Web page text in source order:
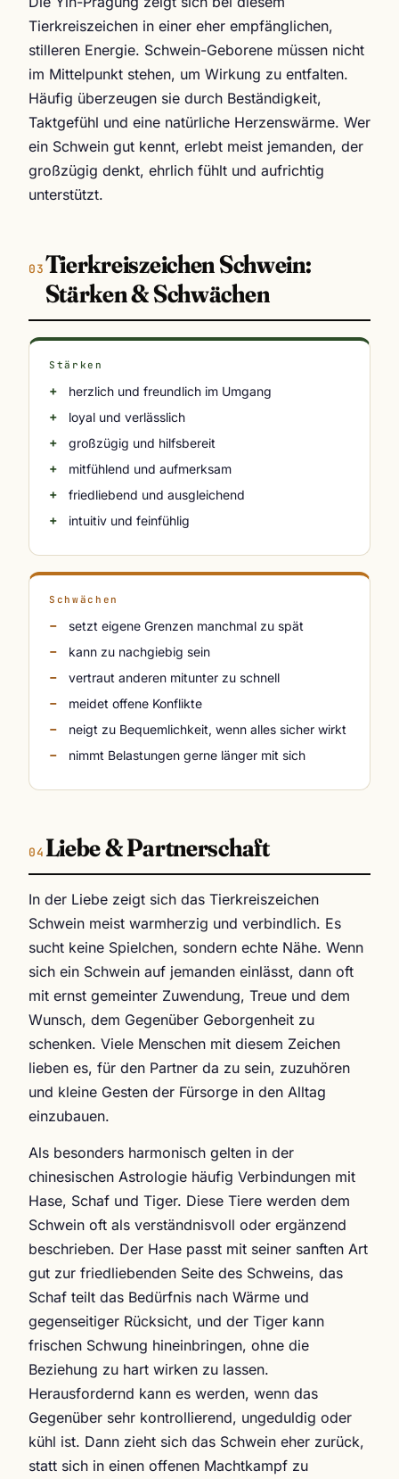
Tierkreiszeichen in einer eher empfänglichen,
stilleren Energie. Schwein-Geborene müssen nicht
im Mittelpunkt stehen, um Wirkung zu entfalten.
Häufig überzeugen sie durch Beständigkeit,
Taktgefühl und eine natürliche Herzenswärme. Wer
ein Schwein gut kennt, erlebt meist jemanden, der
großzügig denkt, ehrlich fühlt und aufrichtig
unterstützt.
Tierkreiszeichen Schwein:
Stärken & Schwächen
Stärken
herzlich und freundlich im Umgang
loyal und verlässlich
großzügig und hilfsbereit
mitfühlend und aufmerksam
friedliebend und ausgleichend
intuitiv und feinfühlig
Schwächen
setzt eigene Grenzen manchmal zu spät
kann zu nachgiebig sein
vertraut anderen mitunter zu schnell
meidet offene Konflikte
neigt zu Bequemlichkeit, wenn alles sicher wirkt
nimmt Belastungen gerne länger mit sich
Liebe & Partnerschaft
In der Liebe zeigt sich das Tierkreiszeichen
Schwein meist warmherzig und verbindlich. Es
sucht keine Spielchen, sondern echte Nähe. Wenn
sich ein Schwein auf jemanden einlässt, dann oft
mit ernst gemeinter Zuwendung, Treue und dem
Wunsch, dem Gegenüber Geborgenheit zu
schenken. Viele Menschen mit diesem Zeichen
lieben es, für den Partner da zu sein, zuzuhören
und kleine Gesten der Fürsorge in den Alltag
einzubauen.
Als besonders harmonisch gelten in der
chinesischen Astrologie häufig Verbindungen mit
Hase, Schaf und Tiger. Diese Tiere werden dem
Schwein oft als verständnisvoll oder ergänzend
beschrieben. Der Hase passt mit seiner sanften Art
gut zur friedliebenden Seite des Schweins, das
Schaf teilt das Bedürfnis nach Wärme und
gegenseitiger Rücksicht, und der Tiger kann
frischen Schwung hineinbringen, ohne die
Beziehung zu hart wirken zu lassen.
Herausfordernd kann es werden, wenn das
Gegenüber sehr kontrollierend, ungeduldig oder
kühl ist. Dann zieht sich das Schwein eher zurück,
statt sich in einen offenen Machtkampf zu